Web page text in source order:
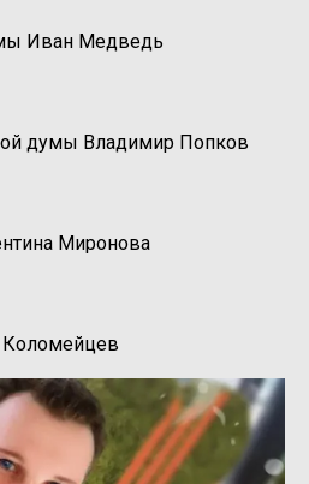
Иван Медведь
думы Владимир Попков
Миронова
Коломейцев